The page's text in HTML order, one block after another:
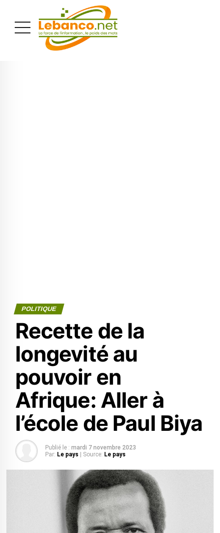
POLITIQUE
Recette de la
longevité au
pouvoir en
Afrique: Aller à
l’école de Paul Biya
Publié le : mardi 7 novembre 2023
Par: Le pays | Source: Le pays